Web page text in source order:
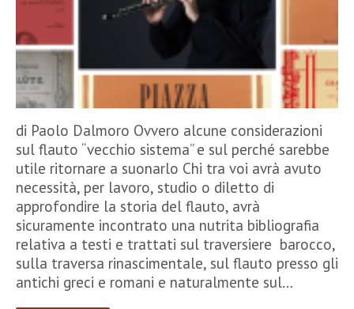
di Paolo Dalmoro Ovvero alcune considerazioni
sul flauto “vecchio sistema” e sul perché sarebbe
utile ritornare a suonarlo Chi tra voi avrà avuto
necessità, per lavoro, studio o diletto di
approfondire la storia del flauto, avrà
sicuramente incontrato una nutrita bibliografia
relativa a testi e trattati sul traversiere barocco,
sulla traversa rinascimentale, sul flauto presso gli
antichi greci e romani e naturalmente sul…